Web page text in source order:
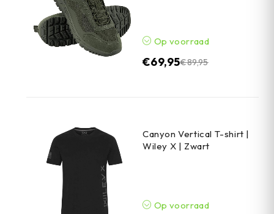
Op voorraad
€89,95
€69,95
Canyon Vertical T-shirt |
Wiley X | Zwart
Op voorraad